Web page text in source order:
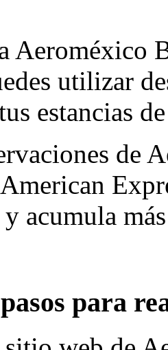
Aeroméxico
utilizar
estancias
de
acumula
pasos para